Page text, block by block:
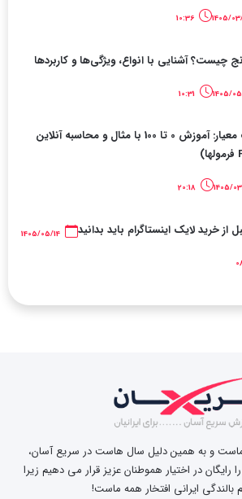
10:36
چیست؟ آشنایی با انواع، ویژگی‌ها و کاربردها
انحراف معیار: آموزش 0 تا 100 با مثال و محاسبه آنلاین
20:18
از خرید لایک اینستاگرام باید بدانید
ماست و به همین دلیل سال هاست در سریع آسان،
رایگان در اختیار هموطنان عزیز قرار می دهیم زیرا
بالندگی ایرانی افتخار همه ماست!